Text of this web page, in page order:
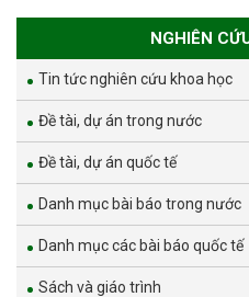
NGHIÊN
Tin tức nghiên cứu khoa học
Đề tài, dự án trong nước
Đề tài, dự án quốc tế
Danh mục bài báo trong nước
Danh mục các bài báo quốc tế
Sách và giáo trình